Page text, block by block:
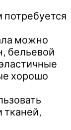
потребуется
можно
бельевой
хорошо
тканей,